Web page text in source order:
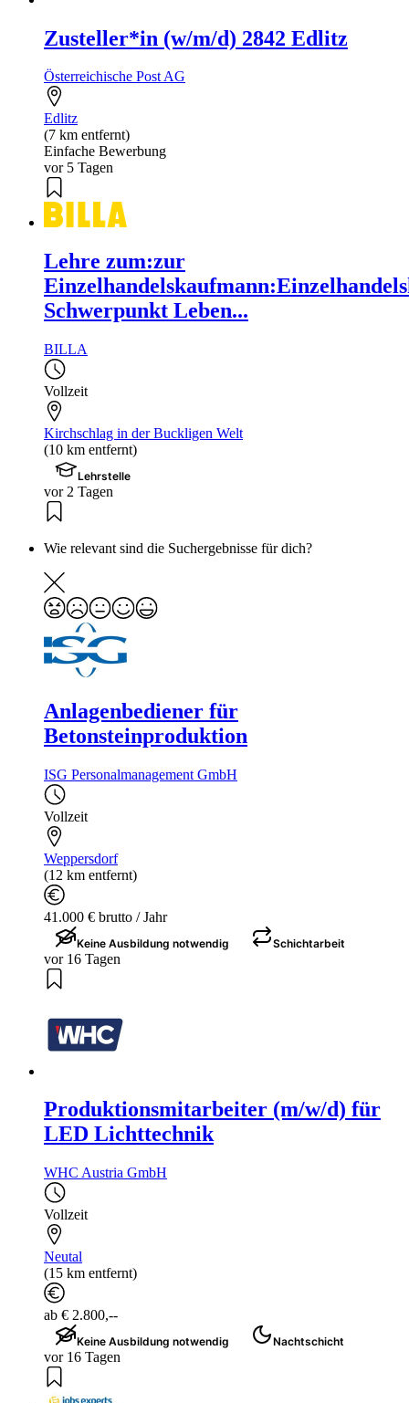
Zusteller*in (w/m/d) 2842 Edlitz
Österreichische Post AG
Edlitz
(7 km entfernt)
Einfache Bewerbung
vor 5 Tagen
Lehre zum:zur
Schwerpunkt Leben...
BILLA
Vollzeit
Kirchschlag in der Buckligen Welt
(10 km entfernt)
Lehrstelle
vor 2 Tagen
Wie relevant sind die Suchergebnisse für dich?
Anlagenbediener für
Betonsteinproduktion
ISG Personalmanagement GmbH
Vollzeit
Weppersdorf
(12 km entfernt)
41.000 € brutto / Jahr
Keine Ausbildung notwendig Schichtarbeit
vor 16 Tagen
Produktionsmitarbeiter (m/w/d) für
LED Lichttechnik
WHC Austria GmbH
Vollzeit
Neutal
(15 km entfernt)
ab € 2.800,--
Keine Ausbildung notwendig Nachtschicht
vor 16 Tagen